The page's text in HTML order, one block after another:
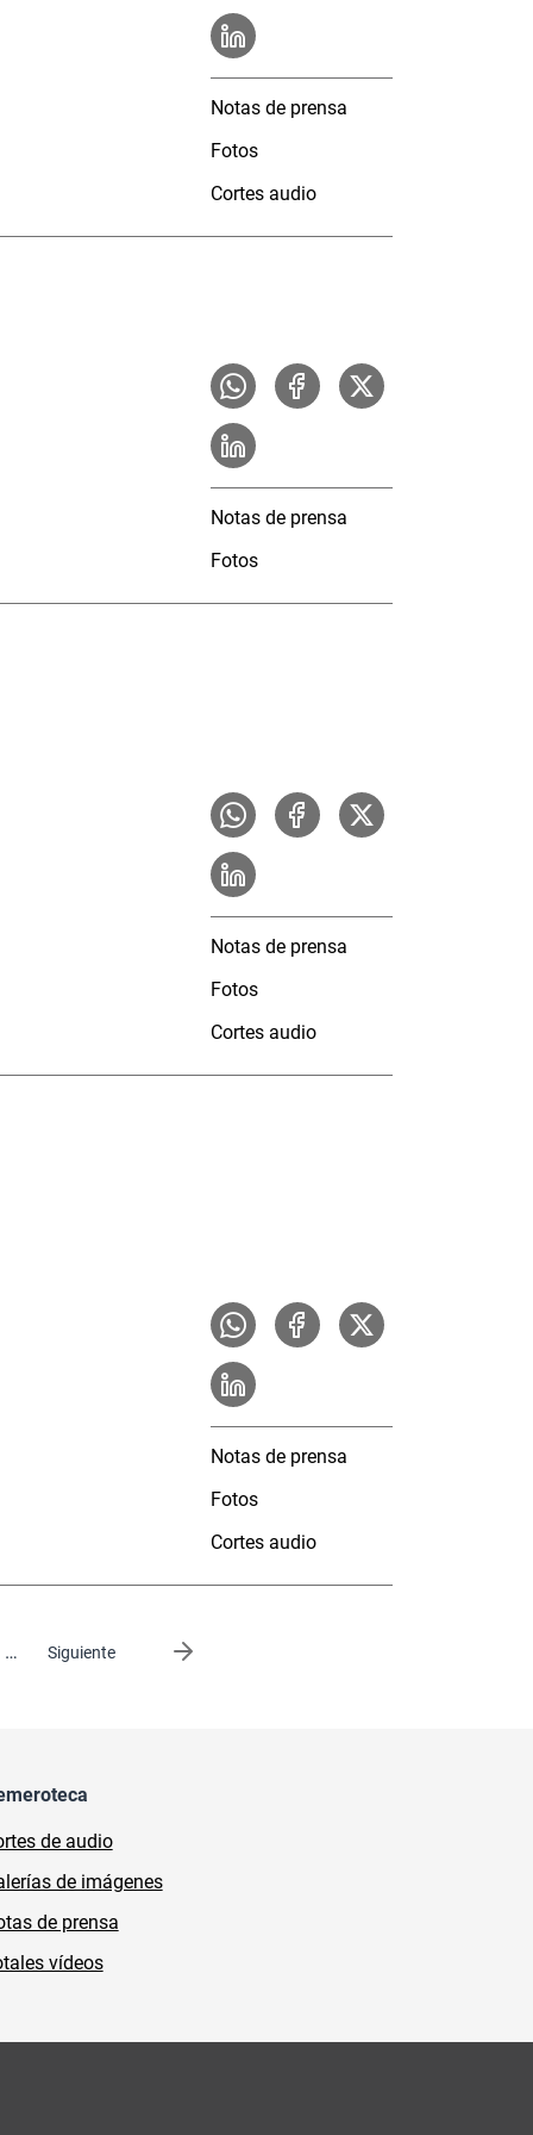
Notas de prensa
Fotos
Cortes audio
Notas de prensa
Fotos
Notas de prensa
Fotos
Cortes audio
Notas de prensa
Fotos
Cortes audio
… Siguiente
página
de audio
de imágenes
de prensa
vídeos